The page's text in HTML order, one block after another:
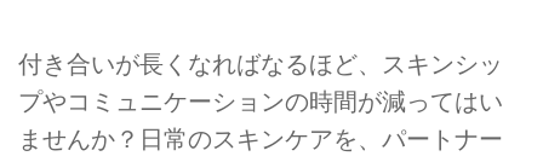
付き合いが長くなればなるほど、スキンシッ
プやコミュニケーションの時間が減ってはい
ませんか？日常のスキンケアを、パートナー